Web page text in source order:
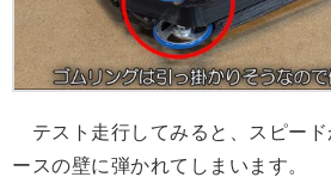
テスト走行してみると、スピード
ースの壁に弾かれてしまいます。